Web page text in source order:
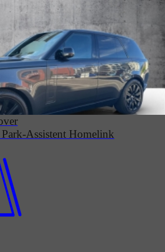
Assistent Homelink